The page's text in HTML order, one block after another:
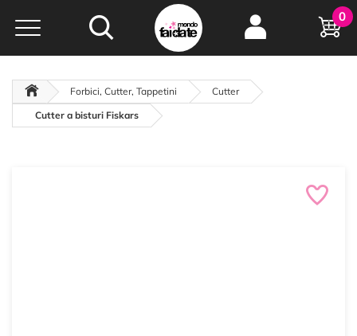
Hobby e
creatività...
oltre 15 anni online
0
Forbici, Cutter, Tappetini
Cutter
Cutter a bisturi Fiskars